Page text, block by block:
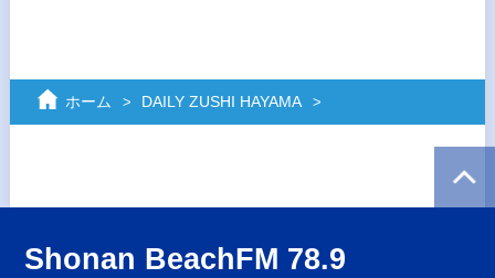
ホーム DAILY ZUSHI HAYAMA
Shonan BeachFM 78.9